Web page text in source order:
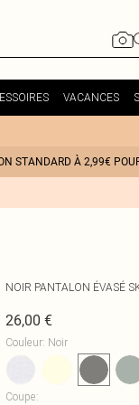
VACANCES
STANDARD À 2,99€
NOIR PANTALON ÉVASÉ
26,00 €
Couleur: Noir
Coupe: